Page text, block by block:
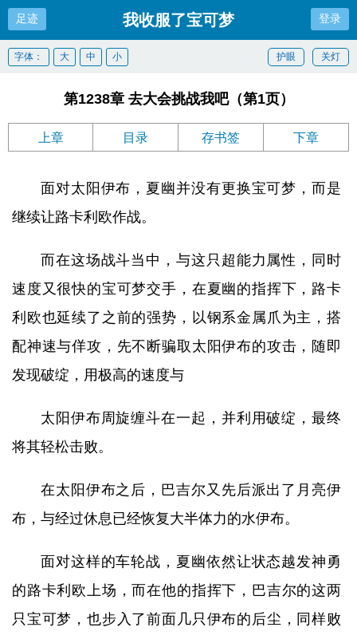
足迹 我收服了宝可梦 登录
关灯
护眼
字体： 大 中 小
第1238章 去大会挑战我吧（第1页）
上章 目录 存书签 下章
面对太阳伊布，夏幽并没有更换宝可梦，而是
继续让路卡利欧作战。
而在这场战斗当中，与这只超能力属性，同时
速度又很快的宝可梦交手，在夏幽的指挥下，路卡
利欧也延续了之前的强势，以钢系金属爪为主，搭
配神速与佯攻，先不断骗取太阳伊布的攻击，随即
发现破绽，用极高的速度与
太阳伊布周旋缠斗在一起，并利用破绽，最终
将其轻松击败。
在太阳伊布之后，巴吉尔又先后派出了月亮伊
布，与经过休息已经恢复大半体力的水伊布。
面对这样的车轮战，夏幽依然让状态越发神勇
的路卡利欧上场，而在他的指挥下，巴吉尔的这两
只宝可梦，也步入了前面几只伊布的后尘，同样败